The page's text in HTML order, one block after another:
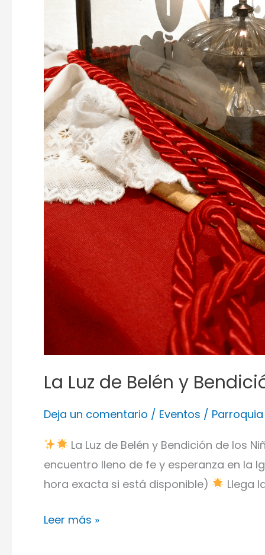
La Luz de Belén y
Deja un comentario / Eventos /
La Luz de Belén y Bendición de los
encuentro lleno de fe y esperanza en la
hora exacta si está disponible)
Llega
Leer más »